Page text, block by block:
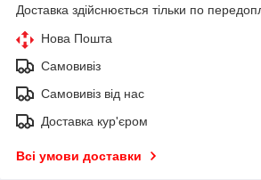
Доставка здійснюється тільки по
Нова Пошта
Самовивіз
Самовивіз від нас
Доставка кур'єром
Всі умови доставки